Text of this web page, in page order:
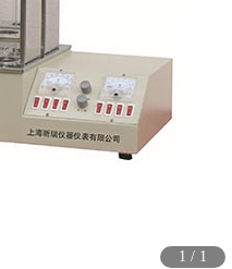
1 / 1